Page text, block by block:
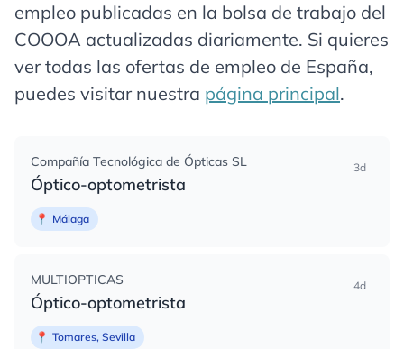
empleo publicadas en la bolsa de trabajo del
COOOA actualizadas diariamente. Si quieres
ver todas las ofertas de empleo de España,
puedes visitar nuestra página principal.
Compañía Tecnológica de Ópticas SL
Óptico-optometrista
3d
📍 Málaga
MULTIOPTICAS
Óptico-optometrista
4d
📍 Tomares, Sevilla